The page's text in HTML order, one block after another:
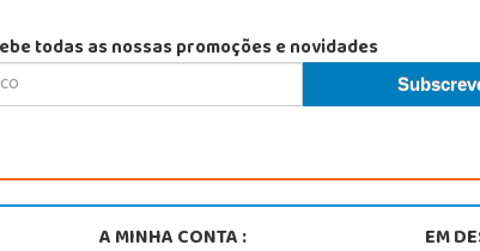
todas as nossas promoções e novidades
A MINHA CONTA :
EM